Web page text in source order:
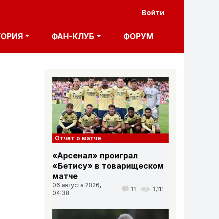
User
Войти
ФАН-КЛУБ ФОРУМ
Отчет о матче
«Арсенал» проиграл
«Бетису» в товарищеском
матче
06 августа 2026,
04:38
11 1,111